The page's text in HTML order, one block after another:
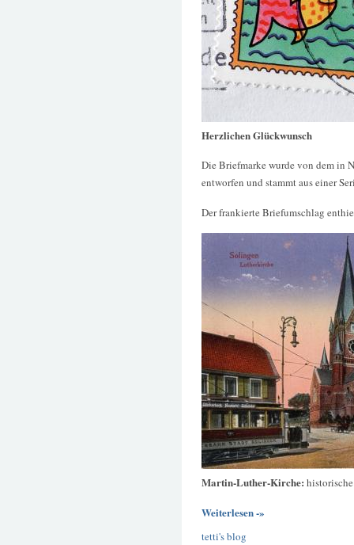
Herzlichen Glückwunsch
Die Briefmarke wurde von dem in
entworfen und stammt aus einer
Der frankierte Briefumschlag
Martin-Luther-Kirche:
Weiterlesen -»
tetti's blog